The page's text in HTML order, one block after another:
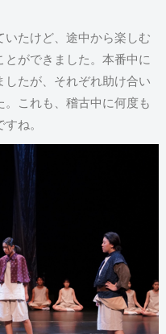
たけど、途中から楽しむ
とができました。本番中に
たが、それぞれ助け合い
これも、稽古中に何度も
ね。